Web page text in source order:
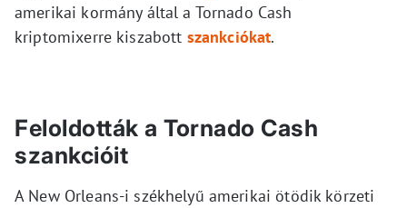
amerikai kormány által a Tornado Cash
kriptomixerre kiszabott szankciókat.
Feloldották a Tornado Cash
szankcióit
A New Orleans-i székhelyű amerikai ötödik körzeti